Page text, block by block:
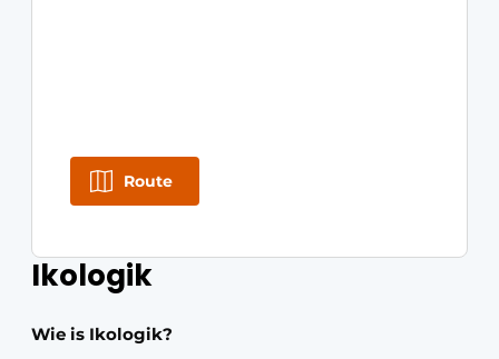
Ikologik
Wie is Ikologik?
Route